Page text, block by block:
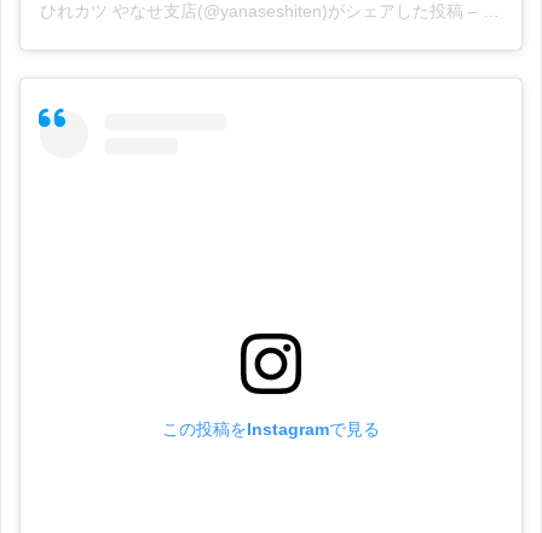
ひれカツ やなせ支店(@yanaseshiten)がシェアした投稿 –
この投稿をInstagramで見る